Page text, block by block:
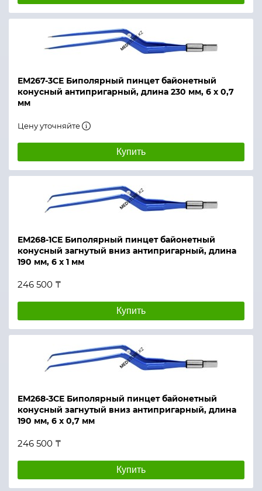
ЕМ267-3СЕ Биполярный пинцет байонетный
конусный антипригарный, длина 230 мм, 6 х 0,7
мм
Цену уточняйте
Купить
ЕМ268-1СЕ Биполярный пинцет байонетный
конусный загнутый вниз антипригарный, длина
190 мм, 6 х 1 мм
246 500 ₸
Купить
ЕМ268-3СЕ Биполярный пинцет байонетный
конусный загнутый вниз антипригарный, длина
190 мм, 6 х 0,7 мм
246 500 ₸
Купить